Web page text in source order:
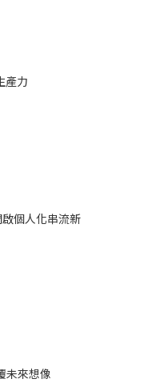
產力
個人化串流新
未來想像